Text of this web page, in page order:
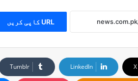
URL کاپی کریں
X
LinkedIn
Tumblr